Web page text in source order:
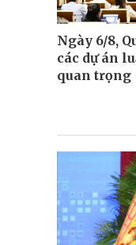
Ngày 6/8,
các dự án
quan trọng